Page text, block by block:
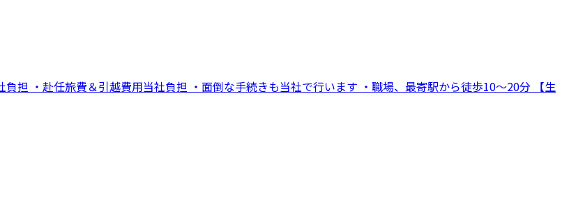
担 ・赴任旅費＆引越費用当社負担 ・面倒な手続きも当社で行います ・職場、最寄駅から徒歩10～20分 【生